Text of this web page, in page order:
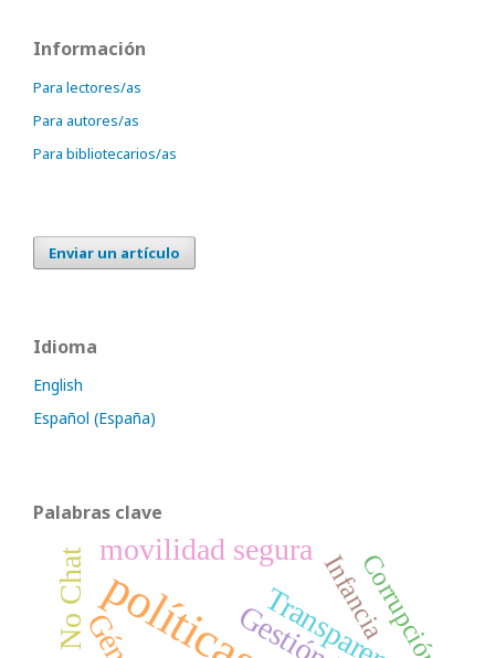
Información
Para lectores/as
Para autores/as
Para bibliotecarios/as
Enviar un artículo
Idioma
English
Español (España)
Palabras clave
Ley No Chat movilidad segura
InfanciaCorrupción